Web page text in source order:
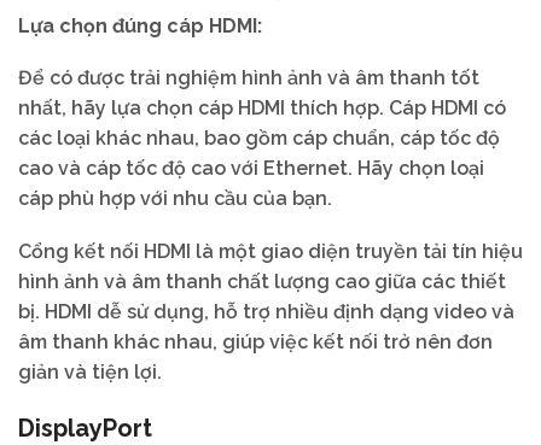
Lựa chọn đúng cáp HDMI:
Để có được trải nghiệm hình ảnh và âm thanh tốt
nhất, hãy lựa chọn cáp HDMI thích hợp. Cáp HDMI có
các loại khác nhau, bao gồm cáp chuẩn, cáp tốc độ
cao và cáp tốc độ cao với Ethernet. Hãy chọn loại
cáp phù hợp với nhu cầu của bạn.
Cổng kết nối HDMI là một giao diện truyền tải tín hiệu
hình ảnh và âm thanh chất lượng cao giữa các thiết
bị. HDMI dễ sử dụng, hỗ trợ nhiều định dạng video và
âm thanh khác nhau, giúp việc kết nối trở nên đơn
giản và tiện lợi.
DisplayPort